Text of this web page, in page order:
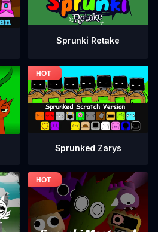
Sprunki Retake
Sprunked Zarys